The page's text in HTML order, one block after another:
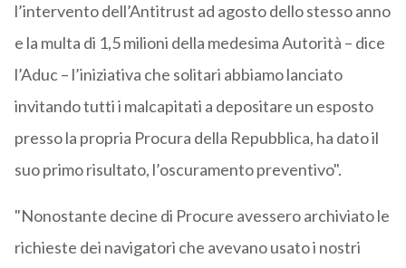
l’intervento dell’Antitrust ad agosto dello stesso anno
e la multa di 1,5 milioni della medesima Autorità – dice
l’Aduc – l’iniziativa che solitari abbiamo lanciato
invitando tutti i malcapitati a depositare un esposto
presso la propria Procura della Repubblica, ha dato il
suo primo risultato, l’oscuramento preventivo".
"Nonostante decine di Procure avessero archiviato le
richieste dei navigatori che avevano usato i nostri